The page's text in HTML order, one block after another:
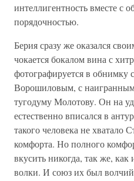
интеллигентность вместе с
порядочностью.
Берия сразу же оказался
чокается бокалом вина с
фотографируется в обнимку
Ворошиловым, с
тугодуму Молотову. Он на
естественно вписался в
такого человека не хватало
комфорта. Но полного
вкусить никогда, так же,
волки. И союз их был